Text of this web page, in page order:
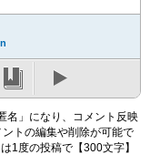
名」になり、コメント反映
トの編集や削除が可能で
1度の投稿で【300文字】